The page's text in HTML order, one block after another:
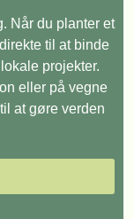
Når du planter et
til at binde
projekter.
eller på vegne
at gøre verden